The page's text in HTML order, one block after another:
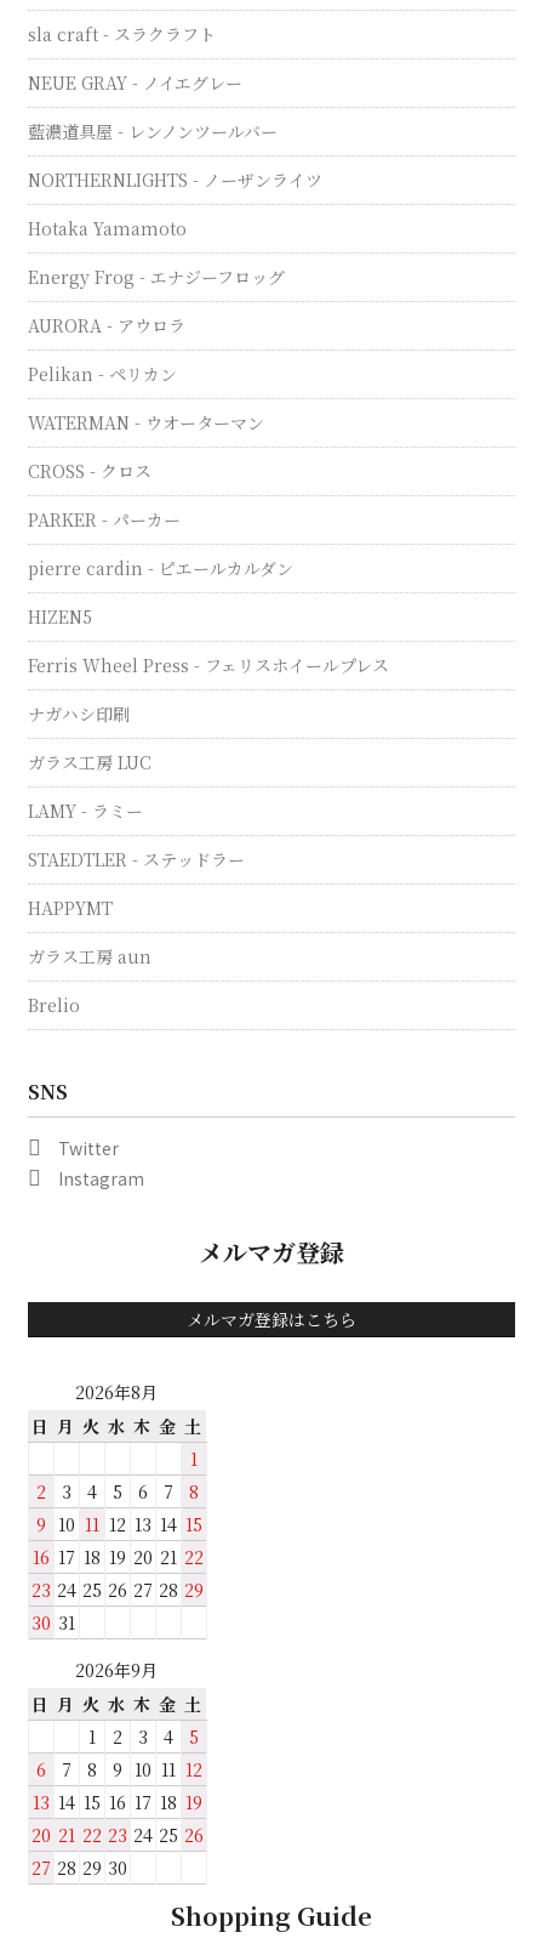
sla craft - スラクラフト
NEUE GRAY - ノイエグレー
藍濃道具屋 - レンノンツールバー
NORTHERNLIGHTS - ノーザンライツ
Hotaka Yamamoto
Energy Frog - エナジーフロッグ
AURORA - アウロラ
Pelikan - ペリカン
WATERMAN - ウオーターマン
CROSS - クロス
PARKER - パーカー
pierre cardin - ピエールカルダン
HIZEN5
Ferris Wheel Press - フェリスホイールプレス
ナガハシ印刷
ガラス工房 LUC
LAMY - ラミー
STAEDTLER - ステッドラー
HAPPYMT
ガラス工房 aun
Brelio
SNS
Twitter
Instagram
メルマガ登録
メルマガ登録はこちら
2026年8月
日 月 火 水 木 金 土
1
2
3 4 5 6 7
8
9 10 11 12 13 14 15
16 17 18 19 20 21 22
23 24 25 26 27 28 29
30 31
2026年9月
日 月 火 水 木 金 土
1
2 3 4
5
6
7 8 9 10 11 12
13 14 15 16 17 18 19
20 21 22 23 24 25 26
27 28 29 30
Shopping Guide